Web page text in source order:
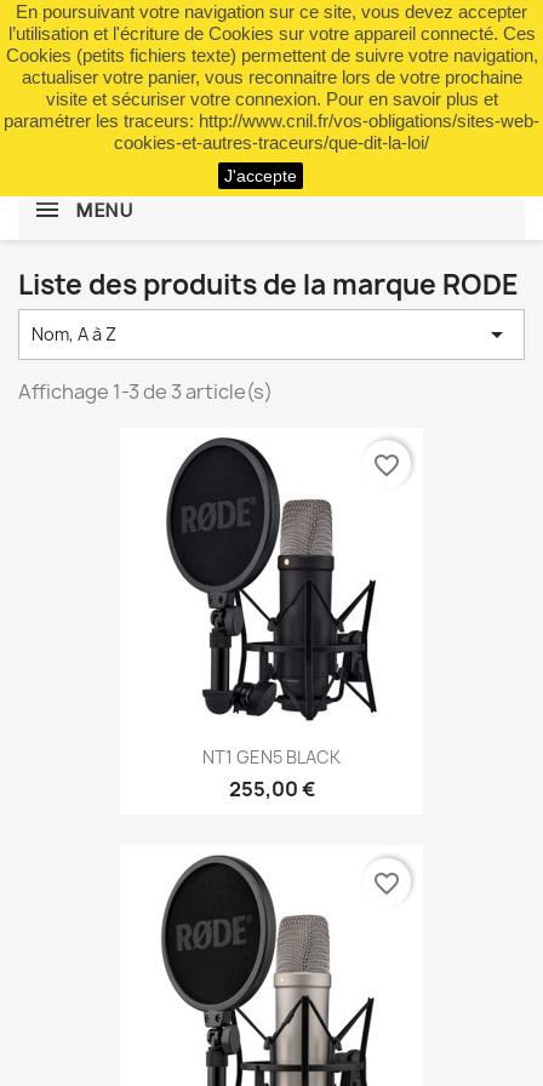
En poursuivant votre navigation sur ce site, vous devez accepter
l’utilisation et l'écriture de Cookies sur votre appareil connecté. Ces
Cookies (petits fichiers texte) permettent de suivre votre navigation,
actualiser votre panier, vous reconnaitre lors de votre prochaine
visite et sécuriser votre connexion. Pour en savoir plus et
paramétrer les traceurs: http://www.cnil.fr/vos-obligations/sites-web-
cookies-et-autres-traceurs/que-dit-la-loi/
J'accepte
 shopping_cart (0)

search
MENU
Liste des produits de la marque RODE
Nom, A à Z 
Affichage 1-3 de 3 article(s)
NT1 GEN5 BLACK
255,00 €
favorite_border
favorite_border